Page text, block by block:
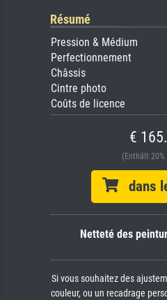
Résumé
Pression & Médium
Perfectionnement
Châssis
Cintre photo
Coûts de licence
€
(Enthält 20%
dans
Netteté des
Si vous souhaitez des
couleur, ou un recadrage